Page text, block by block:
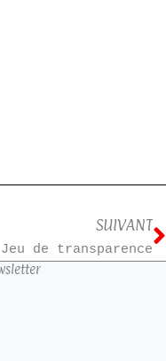
SUIVANT
Jeu de transparence